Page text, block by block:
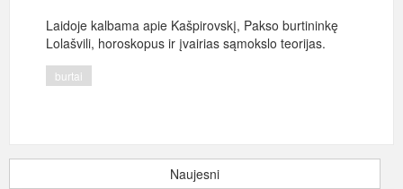
Laidoje kalbama apie Kašpirovskį, Pakso burtininkę
Lolašvili, horoskopus ir įvairias sąmokslo teorijas.
burtai
Naujesni